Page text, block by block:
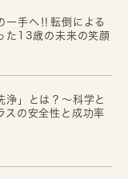
一手へ‼転倒による
た13歳の未来の笑顔
浄」とは？～科学と
スの安全性と成功率